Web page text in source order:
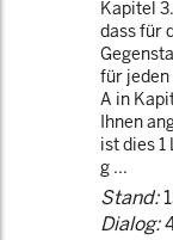
Kapitel
dass für
für jeden
A in
Ihnen
ist dies
g ...
Stand:
Dialog: